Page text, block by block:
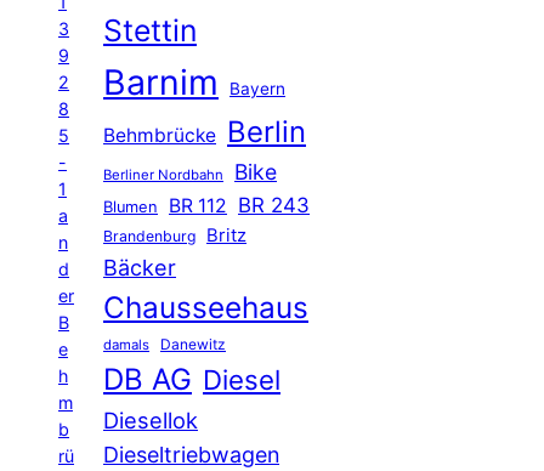
3
9
2
8
5
-
1
a
n
d
er
B
e
h
m
b
rü
Stettin
Barnim Bayern
Behmbrücke Berlin
Berliner Nordbahn Bike
Blumen BR 112 BR 243
Brandenburg Britz
Bäcker
Chausseehaus
damals Danewitz
DB AG Diesel
Diesellok
Dieseltriebwagen